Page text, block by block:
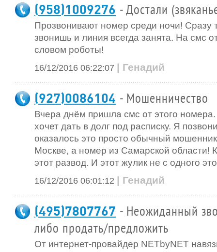
(958)1009276 - Достали
Прозвонивают номер среди ночи! Сразу
звонишь и линия всегда занята. На смс
словом роботы!
16/12/2016 06:22:07 | Генадий
(927)0086104 - Мошенничество
Вчера днём пришла смс от этого
хочет дать в долг под расписку. Я
оказалось это просто обычный
Москве, а номер из Самарской области!
этот развод. И этот жулик не с одного
16/12/2016 06:01:12 | Генадий
(495)7807767 - Неожиданный
либо продать/предложить
От интернет-провайдер NETbyNET